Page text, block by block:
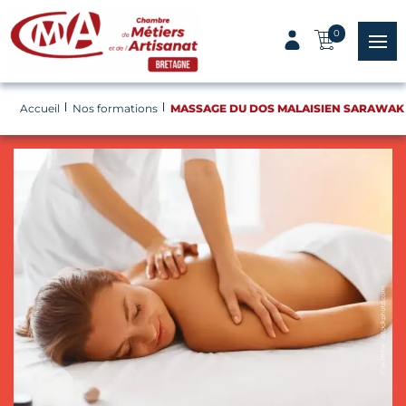
Panneau de gestion des cookies
0
menu
Accueil Nos formations MASSAGE DU DOS MALAISIEN SARAWAK